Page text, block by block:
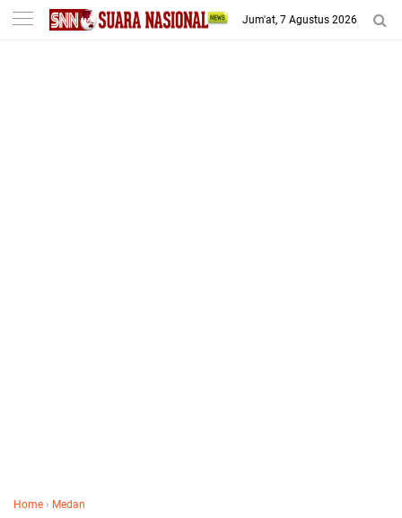
-->
Jum'at, 7 Agustus 2026
Home › Medan